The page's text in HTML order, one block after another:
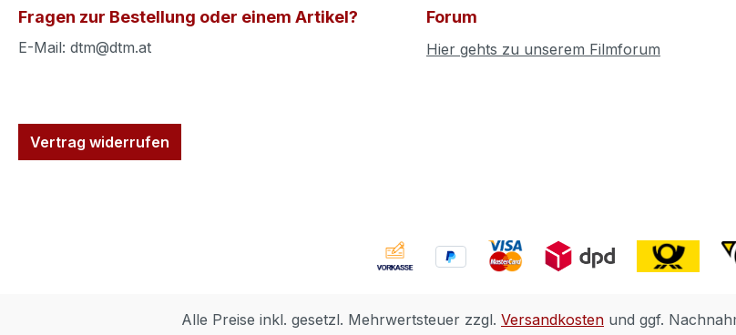
Fragen zur Bestellung oder einem Artikel?
E-Mail: dtm@dtm.at
Vertrag widerrufen
Forum
Hier gehts zu unserem Filmforum
Alle Preise inkl. gesetzl. Mehrwertsteuer zzgl. Versandkosten und ggf.